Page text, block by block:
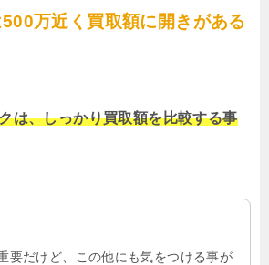
万近く買取額に開きがある
は、しっかり買取額を比較する事
要だけど、この他にも気をつける事が